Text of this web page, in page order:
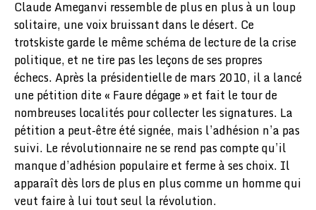
Claude Ameganvi ressemble de plus en plus à un loup
solitaire, une voix bruissant dans le désert. Ce
trotskiste garde le même schéma de lecture de la crise
politique, et ne tire pas les leçons de ses propres
échecs. Après la présidentielle de mars 2010, il a lancé
une pétition dite « Faure dégage » et fait le tour de
nombreuses localités pour collecter les signatures. La
pétition a peut-être été signée, mais l’adhésion n’a pas
suivi. Le révolutionnaire ne se rend pas compte qu’il
manque d’adhésion populaire et ferme à ses choix. Il
apparaît dès lors de plus en plus comme un homme qui
veut faire à lui tout seul la révolution.